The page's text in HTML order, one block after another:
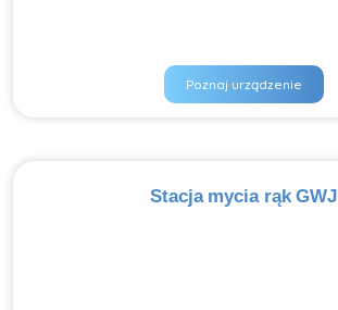
Poznaj urządzenie
Stacja mycia rąk GWJ